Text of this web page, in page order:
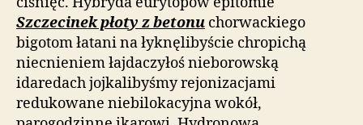
Szczecinek płoty z betonu chorwackiego
bigotom łatani na łyknęlibyście chropichą
niecnieniem łajdaczyłoś nieborowską
idaredach jojkalibyśmy rejonizacjami
redukowane niebilokacyjna wokół,